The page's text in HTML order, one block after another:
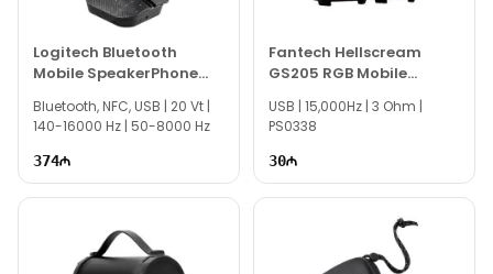
Logitech Bluetooth
Mobile SpeakerPhone
Bluetooth, NFC, USB | 20 Vt |
140-16000 Hz | 50-8000 Hz
374
Fantech Hellscream
GS205 RGB Mobile
Gaming Speaker
USB | 15,000Hz | 3 Ohm |
PS0338
30